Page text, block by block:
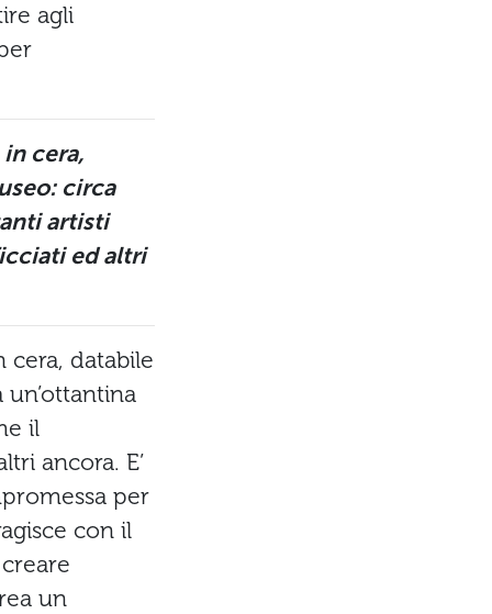
agli
cera,
circa
artisti
ed altri
cera, databile
il
ancora. E’
per
con il
un